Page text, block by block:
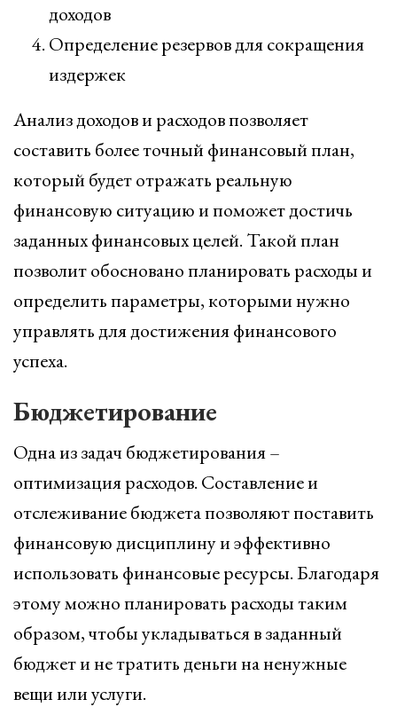
доходов
Определение резервов для сокращения
издержек
Анализ доходов и расходов позволяет
составить более точный финансовый план,
который будет отражать реальную
финансовую ситуацию и поможет достичь
заданных финансовых целей. Такой план
позволит обосновано планировать расходы и
определить параметры, которыми нужно
управлять для достижения финансового
успеха.
Бюджетирование
Одна из задач бюджетирования –
оптимизация расходов. Составление и
отслеживание бюджета позволяют поставить
финансовую дисциплину и эффективно
использовать финансовые ресурсы. Благодаря
этому можно планировать расходы таким
образом, чтобы укладываться в заданный
бюджет и не тратить деньги на ненужные
вещи или услуги.